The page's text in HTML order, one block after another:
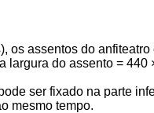
assentos do
do assento = 440
ser fixado na parte
mesmo tempo.